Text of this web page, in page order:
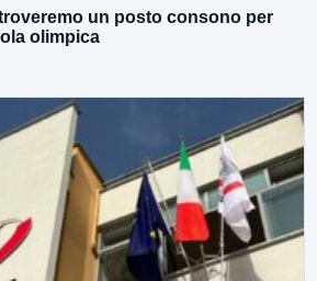
un posto consono per
olimpica